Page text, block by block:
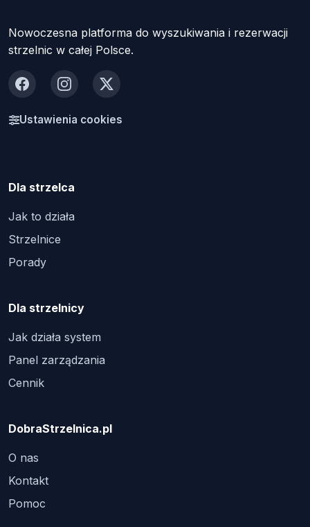
Nowoczesna platforma do wyszukiwania i rezerwacji
strzelnic w całej Polsce.
FacebookInstagram
X
Ustawienia cookies
Dla strzelca
Jak to działa
Strzelnice
Porady
Dla strzelnicy
Jak działa system
Panel zarządzania
Cennik
DobraStrzelnica.pl
O nas
Kontakt
Pomoc